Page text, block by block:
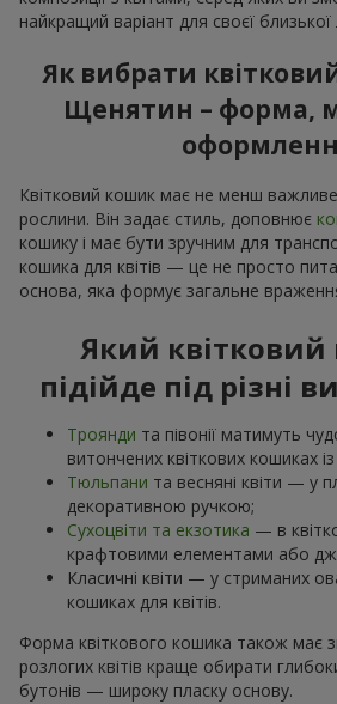
найкращий варіант для своєї
Як вибрати
Щенятин – форма,
Квітковий кошик має не менш
рослини. Він задає стиль, доповнює
кошику і має бути зручним для
кошика для квітів — це не просто
основа, яка формує загальне
Який
підійде під різні
Троянди та півонії матимуть
витончених квіткових кошиках
Тюльпани та весняні квіти — у
декоративною ручкою;
Сухоцвіти та екзотика — в
крафтовими елементами або
Класичні квіти — у стриманих
кошиках для квітів.
Форма квіткового кошика також має
розлогих квітів краще обирати
бутонів — широку пласку основу.